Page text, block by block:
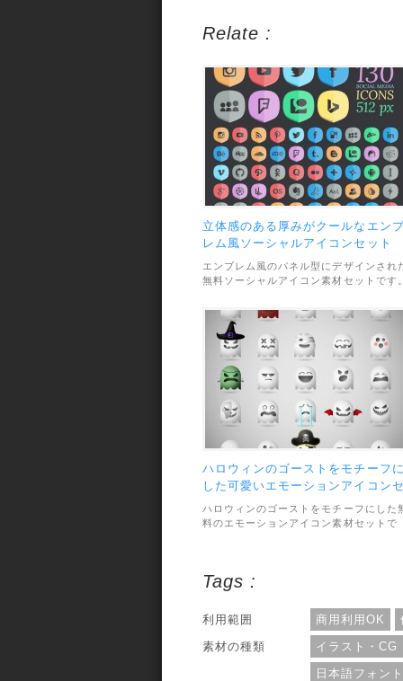
Relate :
立体感のある厚みがクールなエン
レム風ソーシャルアイコンセット
エンブレム風のパネル型にデザインされ
無料ソーシャルアイコン素材セットです
立体感がとっても綺麗です。素材のファ
ル形式は透過PNGで、アイコン数は全部
で40種類。利用範囲については、個人利
用までで、別途有料で商用ライセンスを
入することも出来るようになっています
ハロウィンのゴーストをモチーフ
した可愛いエモーションアイコン
ハロウィンのゴーストをモチーフにした
料のエモーションアイコン素材セットで
ぴったり。素材のファイル形式はAIと
で、利用範囲については、個人・商用利
問わずOKとなっています。
Tags :
利用範囲 商用利用OK
素材の種類
イラスト・CG
日本語フォン